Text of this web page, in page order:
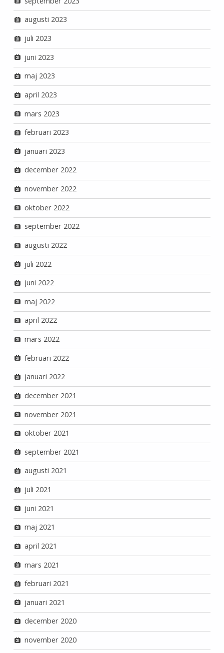
augusti 2023
juli 2023
juni 2023
maj 2023
april 2023
mars 2023
februari 2023
januari 2023
december 2022
november 2022
oktober 2022
september 2022
augusti 2022
juli 2022
juni 2022
maj 2022
april 2022
mars 2022
februari 2022
januari 2022
december 2021
november 2021
oktober 2021
september 2021
augusti 2021
juli 2021
juni 2021
maj 2021
april 2021
mars 2021
februari 2021
januari 2021
december 2020
november 2020